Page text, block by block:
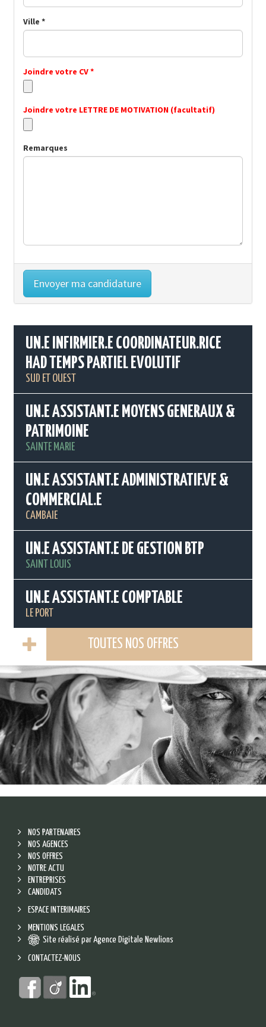
Ville *
Joindre votre CV *
Joindre votre LETTRE DE MOTIVATION (facultatif)
Remarques
UN.E INFIRMIER.E COORDINATEUR.RICE
HAD TEMPS PARTIEL EVOLUTIF
SUD ET OUEST
UN.E ASSISTANT.E MOYENS GENERAUX &
PATRIMOINE
SAINTE MARIE
UN.E ASSISTANT.E ADMINISTRATIF.VE &
COMMERCIAL.E
CAMBAIE
UN.E ASSISTANT.E DE GESTION BTP
SAINT LOUIS
UN.E ASSISTANT.E COMPTABLE
LE PORT
TOUTES NOS OFFRES
NOS PARTENAIRES
NOS AGENCES
NOS OFFRES
NOTRE ACTU
ENTREPRISES
CANDIDATS
ESPACE INTERIMAIRES
MENTIONS LEGALES
Site réalisé par Agence Digitale Newlions
CONTACTEZ-NOUS